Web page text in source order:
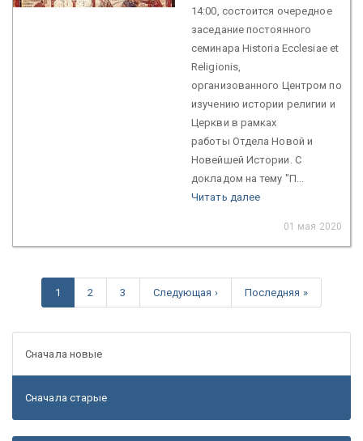
14:00, состоится очередное
заседание постоянного
семинара Historia Ecclesiae et
Religionis,
организованного Центром по
изучению истории религии и
Церкви в рамках
работы Отдела Новой и
Новейшей Истории. С
докладом на тему "П...
Читать далее
01 мая 2020
1 2 3 Следующая › Последняя »
Сначала новые
Сначала старые